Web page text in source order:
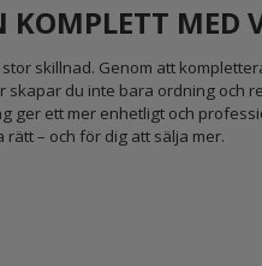
KOMPLETT MED
skillnad. Genom att
skapar du inte bara ordning och
ger ett mer enhetligt och
– och för dig att sälja mer.